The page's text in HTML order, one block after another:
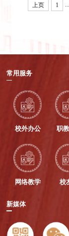
发的文件要求强
上页 1
常用服务
校外办公 职
网络教学 校
新媒体